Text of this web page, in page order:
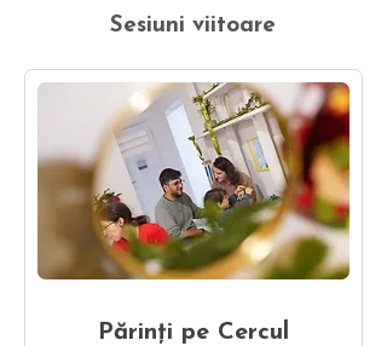
Sesiuni viitoare
Părinți pe Cercul